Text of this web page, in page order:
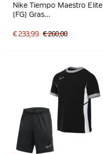
Nike Tiempo Maestro Elite
(FG) Gras
Zwart
€ 233,99 € 260,00